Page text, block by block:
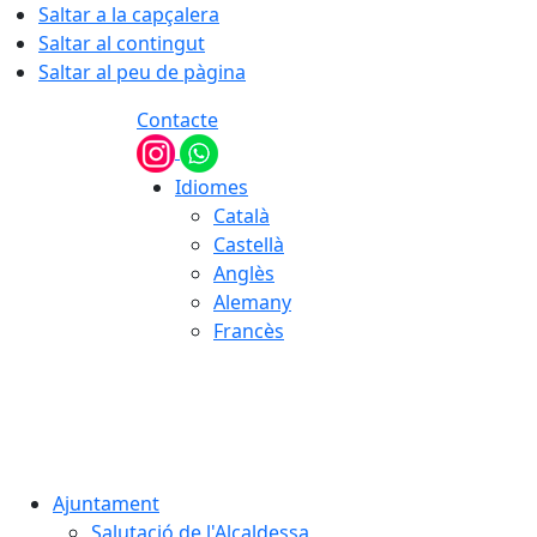
Saltar a la capçalera
Saltar al contingut
Saltar al peu de pàgina
Contacte
Idiomes
Català
Castellà
Anglès
Alemany
Francès
Ajuntament